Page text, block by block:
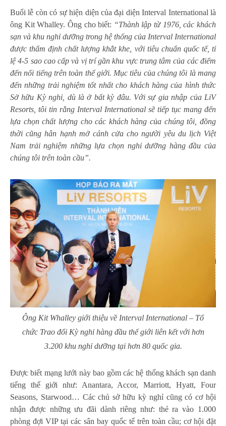
Buổi lễ còn có sự hiện diện của đại diện Interval International là
ông Kit Whalley. Ông cho biết: “Thành lập từ 1976, các khách
sạn và khu nghỉ dưỡng trong hệ thống của Interval International
được thẩm định chất lượng khắt khe, với tiêu chuẩn quốc tế, tỉ
lệ 4-5 sao cao cấp và vị trí gần khu vực trung tâm của các điểm
đến nổi tiếng trên toàn thế giới. Mục tiêu của chúng tôi là mang
đến những trải nghiệm tốt nhất cho khách hàng của hình thức
Sở hữu Kỳ nghỉ, dù là ở bất kỳ đâu. Với sự gia nhập của LiV
Resorts, tôi tin rằng Interval International sẽ tiếp tục mang đến
lựa chọn chất lượng cho các khách hàng của chúng tôi, đồng
thời cũng hân hạnh mở cánh cửa cho người yêu du lịch Việt
Nam trải nghiệm những lựa chọn nghỉ dưỡng hàng đầu của
chúng tôi trên toàn cầu”.
Ông Kit Whalley giới thiệu về Interval International – Tổ
chức Trao đổi Kỳ nghỉ hàng đầu thế giới liên kết với hơn
3.200 khu nghỉ dưỡng tại hơn 80 quốc gia.
Được biết mạng lưới này bao gồm các hệ thống khách sạn danh
tiếng thế giới như: Anantara, Accor, Marriott, Hyatt, Four
Seasons, Starwood… Các chủ sở hữu kỳ nghỉ cũng có cơ hội
nhận được những ưu đãi dành riêng như: thẻ ra vào 1.000
phòng đợi VIP tại các sân bay quốc tế trên toàn cầu; cơ hội đặt